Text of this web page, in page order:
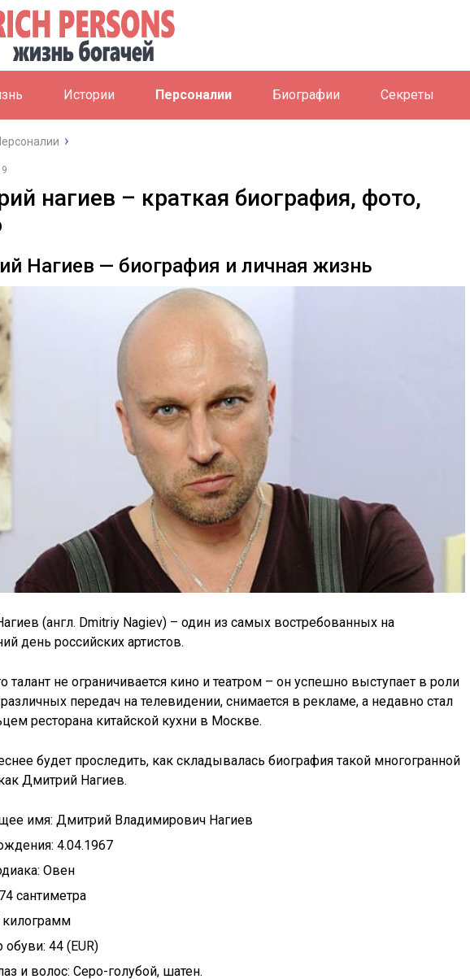
Истории Персоналии Биографии Секреты
нагиев – краткая биография, фото,
Нагиев — биография и личная жизнь
(англ. Dmitriy Nagiev) – один из самых востребованных на
день российских артистов.
талант не ограничивается кино и театром – он успешно выступает в роли
передач на телевидении, снимается в рекламе, а недавно стал
ресторана китайской кухни в Москве.
будет проследить, как складывалась биография такой многогранной
Дмитрий Нагиев.
имя: Дмитрий Владимирович Нагиев
4.04.1967
Овен
сантиметра
килограмм
обуви: 44 (EUR)
и волос: Серо-голубой, шатен.